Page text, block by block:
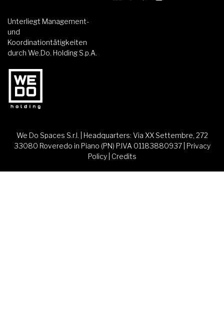
Unterliegt Management-
und
Koordinationtätigkeiten
durch We.Do. Holding S.p.A.
We Do Spaces S.r.l. | Headquarters: Via XX Settembre, 272
33080 Roveredo in Piano (PN) P.IVA 01183880937 | Privacy
Policy| Credits